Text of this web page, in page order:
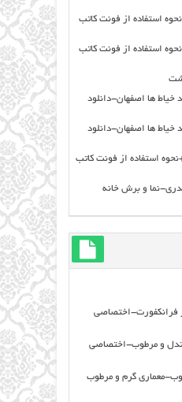
استفاده از فونت کاتب
استفاده از فونت کاتب
خیاط ها اصفهان-دانلود
خیاط ها اصفهان-دانلود
استفاده از فونت کاتب
نما و برش خانه
فرانکفورت-اختصاصی
و مرطوب-اختصاصی
معماری گرم و مرطوب